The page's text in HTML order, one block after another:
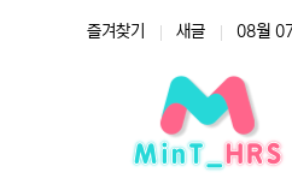
상단 네비즐겨찾기 새글 08월